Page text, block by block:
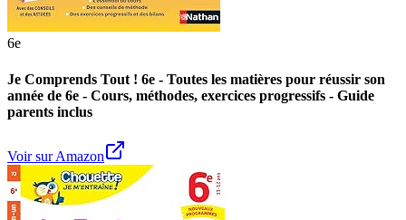
6e
Je Comprends Tout ! 6e - Toutes les matières pour réussir son
année de 6e - Cours, méthodes, exercices progressifs - Guide
parents inclus
Voir sur Amazon